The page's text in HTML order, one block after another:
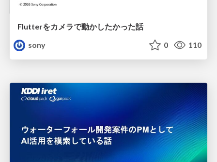
Flutterをカメラで動かしたかった話
sony
0 110